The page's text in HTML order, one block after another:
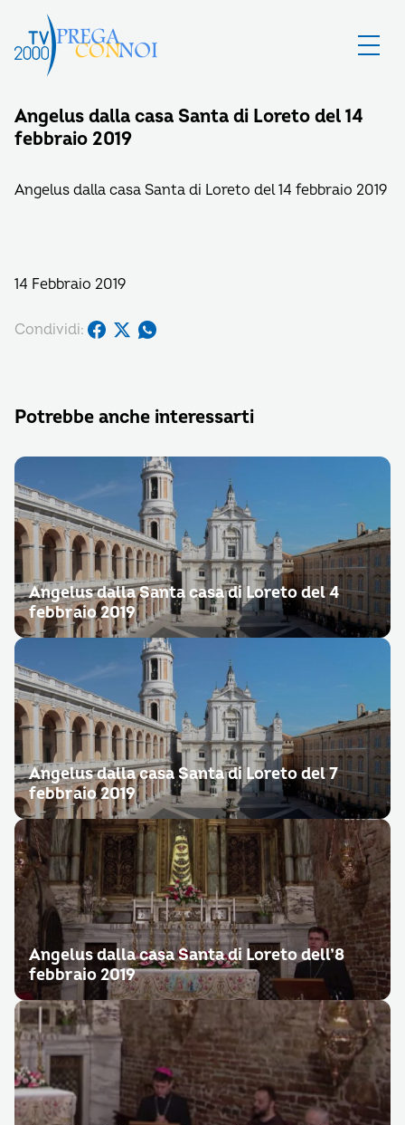
Angelus dalla casa Santa di Loreto del 14
febbraio 2019
Angelus dalla casa Santa di Loreto del 14 febbraio 2019
14 Febbraio 2019
Condividi:
Potrebbe anche interessarti
Angelus dalla Santa casa di Loreto del 4
febbraio 2019
Angelus dalla casa Santa di Loreto del 7
febbraio 2019
Angelus dalla casa Santa di Loreto dell’8
febbraio 2019